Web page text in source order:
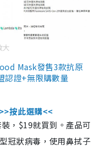
大
Mask發售3款抗原
認證+無限購數量
>>按此選購<<
，$19就買到。產品可
冠狀病毒，使用鼻拭子